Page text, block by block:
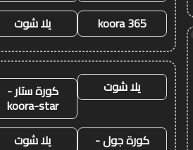
koora 365
يلا شوت
يلا شوت كورة ستار -
koora-star
كورة جول -
يلا شوت